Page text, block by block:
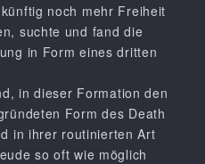
noch mehr Freiheit
suchte und fand die
in Form eines dritten
in dieser Formation den
Form des Death
in ihrer routinierten Art
so oft wie möglich